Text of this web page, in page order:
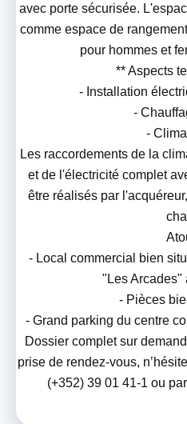
avec porte sécurisée.
comme espace de
pour hommes et
** Aspects
- Installation
-
-
Les raccordements de la
et de l'électricité complet
être réalisés par
- Local commercial bien
"Les Arcades"
- Pièces
- Grand parking du centre
Dossier complet sur
prise de rendez-vous,
(+352) 39 01 41-1 ou